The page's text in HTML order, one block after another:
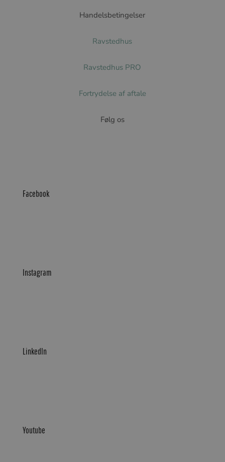
Handelsbetingelser
Ravstedhus
Ravstedhus PRO
Fortrydelse af aftale
Følg os
Facebook
Instagram
LinkedIn
Youtube